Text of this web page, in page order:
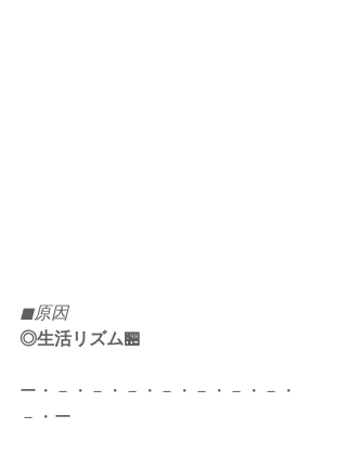
◼︎原因
◎生活リズム🏪
ー・－・－・－・－・－・－・－・
－・ー